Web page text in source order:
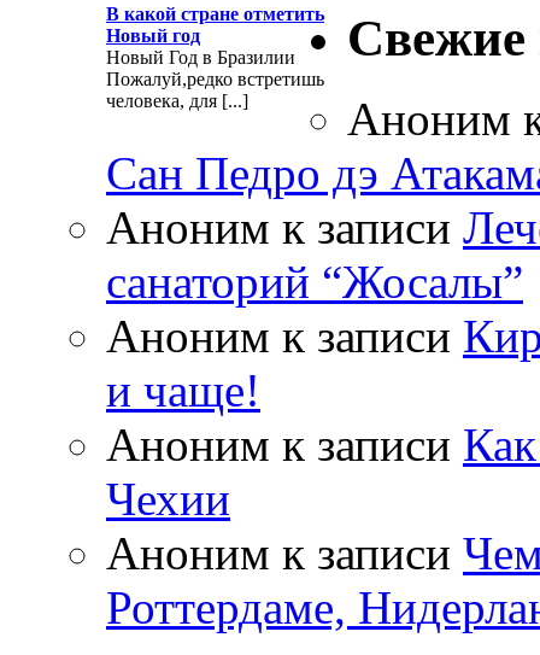
В какой стране отметить
Новый год
Новый Год в Бразилии
Пожалуй,редко встретишь
человека, для [...]
Свежие
Аноним
Сан Педро дэ
Аноним к записи
санаторий “Жосалы”
Аноним к записи
и чаще!
Аноним к записи
Чехии
Аноним к записи
Роттердаме,